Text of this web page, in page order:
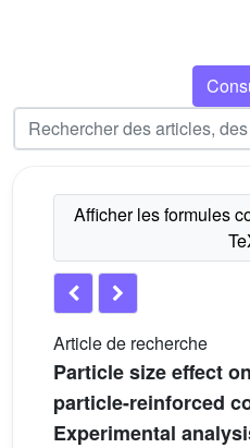
Article de recherche
Particle size effect
particle-reinforced
Experimental